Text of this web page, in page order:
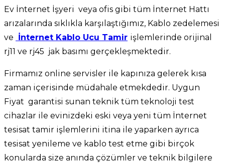
Ev İnternet İşyeri veya ofis gibi tüm İnternet Hattı
arızalarında sıklıkla karşılaştığımız, Kablo zedelemesi
ve İnternet Kablo Ucu Tamir işlemlerinde orijinal
rj11 ve rj45 jak basımı gerçekleşmektedir.
Firmamız online servisler ile kapınıza gelerek kısa
zaman içerisinde müdahale etmekdedir. Uygun
Fiyat garantisi sunan teknik tüm teknoloji test
cihazlar ile evinizdeki eski veya yeni tüm İnternet
tesisat tamir işlemlerini itina ile yaparken ayrıca
tesisat yenileme ve kablo test etme gibi birçok
konularda size anında çözümler ve teknik bilgilere